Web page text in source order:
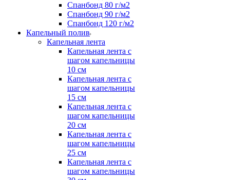
Спанбонд 80 г/м2
Спанбонд 90 г/м2
Спанбонд 120 г/м2
Капельный полив
Капельная лента
Капельная лента с
шагом капельницы
10 см
Капельная лента с
шагом капельницы
15 см
Капельная лента с
шагом капельницы
20 см
Капельная лента с
шагом капельницы
25 см
Капельная лента с
шагом капельницы